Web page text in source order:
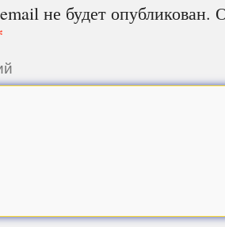
не будет опубликован.